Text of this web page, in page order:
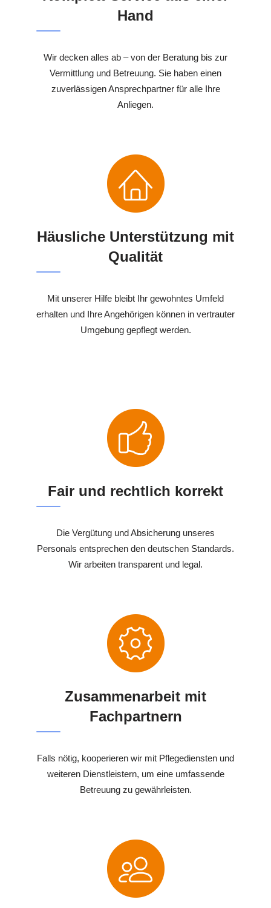
Hand
Wir decken alles ab – von der Beratung bis zur
Vermittlung und Betreuung. Sie haben einen
zuverlässigen Ansprechpartner für alle Ihre
Anliegen.
Häusliche Unterstützung mit
Qualität
Mit unserer Hilfe bleibt Ihr gewohntes Umfeld
erhalten und Ihre Angehörigen können in vertrauter
Umgebung gepflegt werden.
Fair und rechtlich korrekt
Die Vergütung und Absicherung unseres
Personals entsprechen den deutschen Standards.
Wir arbeiten transparent und legal.
Zusammenarbeit mit
Fachpartnern
Falls nötig, kooperieren wir mit Pflegediensten und
weiteren Dienstleistern, um eine umfassende
Betreuung zu gewährleisten.